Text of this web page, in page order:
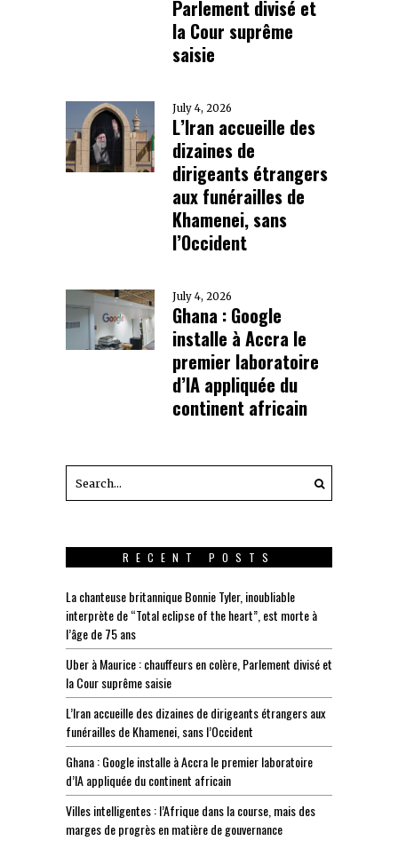
Parlement divisé et
la Cour suprême
saisie
July 4, 2026
L’Iran accueille des
dizaines de
dirigeants étrangers
aux funérailles de
Khamenei, sans
l’Occident
July 4, 2026
Ghana : Google
installe à Accra le
premier laboratoire
d’IA appliquée du
continent africain
RECENT POSTS
La chanteuse britannique Bonnie Tyler, inoubliable
interprète de “Total eclipse of the heart”, est morte à
l’âge de 75 ans
Uber à Maurice : chauffeurs en colère, Parlement divisé et
la Cour suprême saisie
L’Iran accueille des dizaines de dirigeants étrangers aux
funérailles de Khamenei, sans l’Occident
Ghana : Google installe à Accra le premier laboratoire
d’IA appliquée du continent africain
Villes intelligentes : l’Afrique dans la course, mais des
marges de progrès en matière de gouvernance